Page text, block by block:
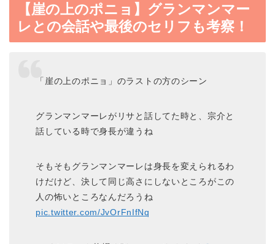
【崖の上のポニョ】グランマンマー
レとの会話や最後のセリフも考察！
「崖の上のポニョ」のラストの方のシーン
グランマンマーレがリサと話してた時と、宗介と
話している時で身長が違うね
そもそもグランマンマーレは身長を変えられるわ
けだけど、決して同じ高さにしないところがこの
人の怖いところなんだろうね
pic.twitter.com/JvOrFnIfNq